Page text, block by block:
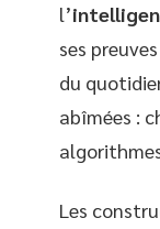
l’
ses
du
abîmées :
Les